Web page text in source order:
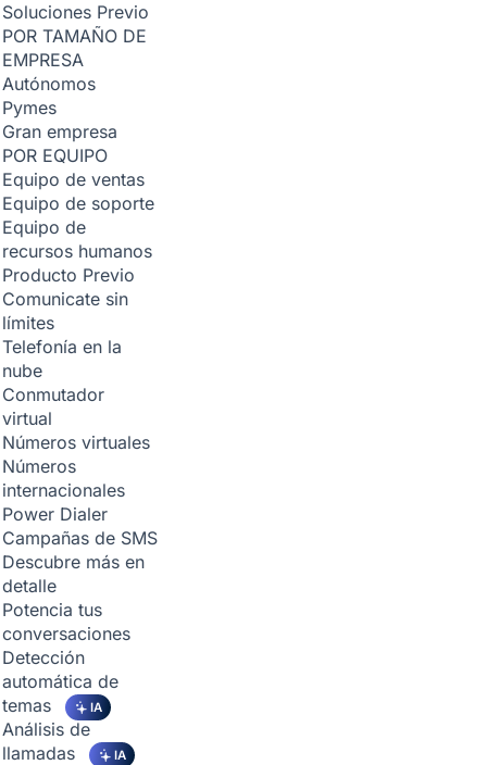
Soluciones Previo
POR TAMAÑO DE
EMPRESA
Autónomos
Pymes
Gran empresa
POR EQUIPO
Equipo de ventas
Equipo de soporte
Equipo de
recursos humanos
Producto Previo
Comunicate sin
límites
Telefonía en la
nube
Conmutador
virtual
Números virtuales
Números
internacionales
Power Dialer
Campañas de SMS
Descubre más en
detalle
Potencia tus
conversaciones
Detección
automática de
temas
IA
Análisis de
llamadas
IA